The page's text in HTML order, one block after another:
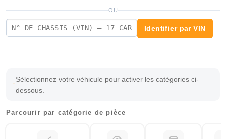
OU
Identifier par VIN
Sélectionnez votre véhicule pour activer les catégories ci-
dessous.
Parcourir par catégorie de pièce